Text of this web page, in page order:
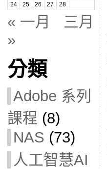
24
25 26 27 28
« 一月
三月
»
分類
Adobe 系列
課程 (8)
NAS (73)
人工智慧AI